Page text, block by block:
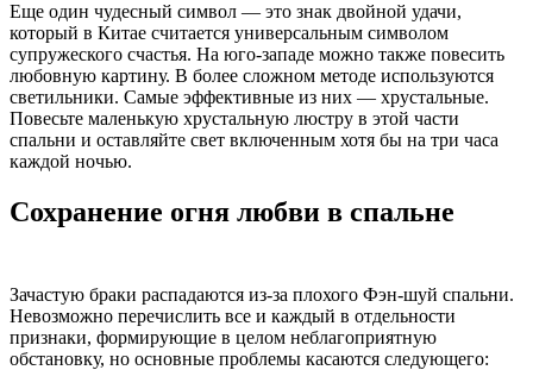
Еще один чудесный символ — это знак двойной удачи,
который в Китае считается универсальным символом
супружеского счастья. На юго-западе можно также повесить
любовную картину. В более сложном методе используются
светильники. Самые эффективные из них — хрустальные.
Повесьте маленькую хрустальную люстру в этой части
спальни и оставляйте свет включенным хотя бы на три часа
каждой ночью.
Сохранение огня любви в спальне
Зачастую браки распадаются из-за плохого Фэн-шуй спальни.
Невозможно перечислить все и каждый в отдельности
признаки, формирующие в целом неблагоприятную
обстановку, но основные проблемы касаются следующего: